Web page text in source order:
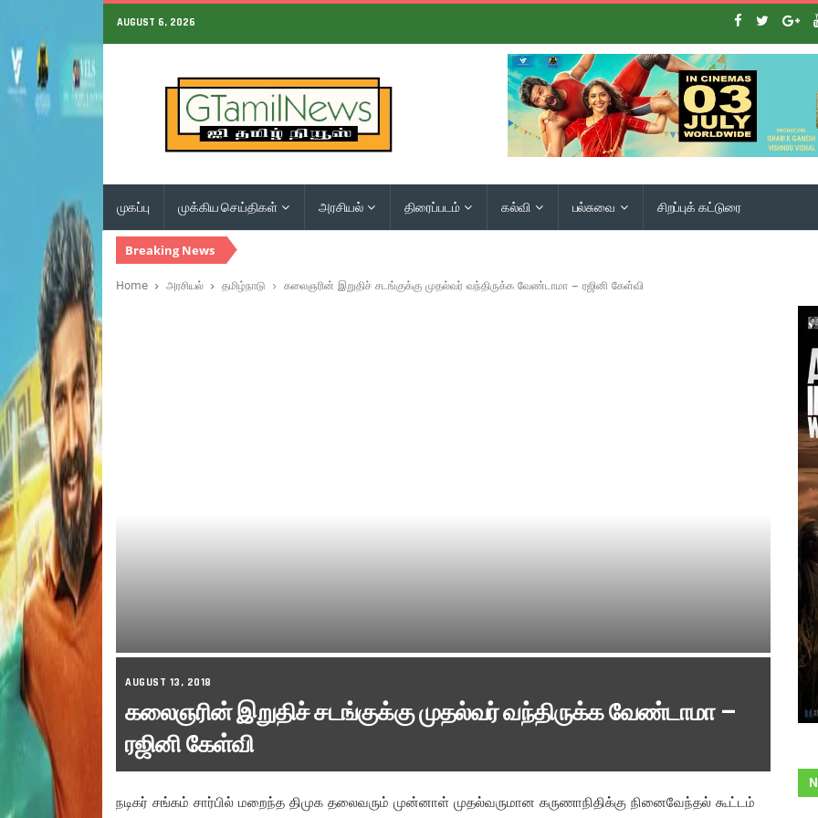
AUGUST 6, 2026
முகப்பு முக்கிய செய்திகள் அரசியல் திரைப்படம் கல்வி பல்சுவை சிறப்புக் கட்டுரை
Breaking News
Home அரசியல் தமிழ்நாடு கலைஞரின் இறுதிச் சடங்குக்கு முதல்வர் வந்திருக்க வேண்டாமா – ரஜினி கேள்வி
AUGUST 13, 2018
கலைஞரின் இறுதிச் சடங்குக்கு முதல்வர் வந்திருக்க வேண்டாமா –
ரஜினி கேள்வி
நடிகர் சங்கம் சார்பில் மறைந்த திமுக தலைவரும் முன்னாள் முதல்வருமான கருணாநிதிக்கு நினைவேந்தல் கூட்டம்